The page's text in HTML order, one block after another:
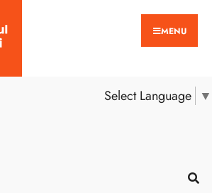
MENU
Select Language ▼